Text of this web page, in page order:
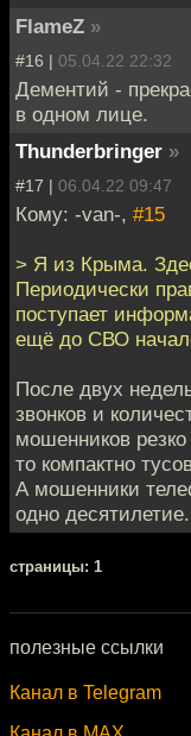
FlameZ »
#16 | 05.04.22 22:32
Дементий -
в одном лице.
Thunderbringer »
#17 | 06.04.22 09:47
Кому: -van-, #15
> Я из Крыма.
Периодически
поступает
ещё до СВО
После двух
звонков и
мошенников
то компактно
А мошенники
одно десятилетие.
cтраницы: 1
полезные ссылки
Канал в Telegram